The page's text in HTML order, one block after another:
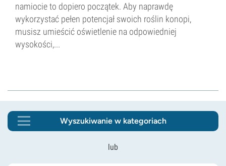
namiocie to dopiero początek. Aby naprawdę
wykorzystać pełen potencjał swoich roślin konopi,
musisz umieścić oświetlenie na odpowiedniej
wysokości,...
Wyszukiwanie w kategoriach
lub